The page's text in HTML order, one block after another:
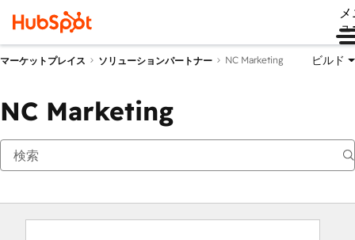
ュ
マーケットプレイス ソリューションパートナー NC Marketing ビルド
NC Marketing